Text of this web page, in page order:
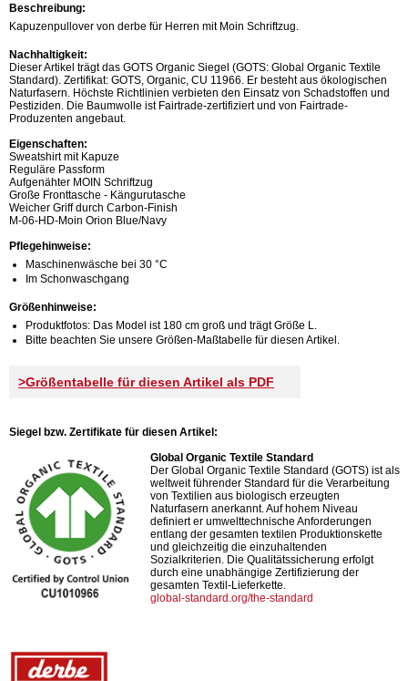
Beschreibung:
Kapuzenpullover von derbe für Herren mit Moin Schriftzug.
Nachhaltigkeit:
Dieser Artikel trägt das GOTS Organic Siegel (GOTS: Global Organic Textile
Standard). Zertifikat: GOTS, Organic, CU 11966. Er besteht aus ökologischen
Naturfasern. Höchste Richtlinien verbieten den Einsatz von Schadstoffen und
Pestiziden. Die Baumwolle ist Fairtrade-zertifiziert und von Fairtrade-
Produzenten angebaut.
Eigenschaften:
Sweatshirt mit Kapuze
Reguläre Passform
Aufgenähter MOIN Schriftzug
Große Fronttasche - Kängurutasche
Weicher Griff durch Carbon-Finish
M-06-HD-Moin Orion Blue/Navy
Pflegehinweise:
Maschinenwäsche bei 30 °C
Im Schonwaschgang
Größenhinweise:
Produktfotos: Das Model ist 180 cm groß und trägt Größe L.
Bitte beachten Sie unsere Größen-Maßtabelle für diesen Artikel.
>Größentabelle für diesen Artikel als PDF
Siegel bzw. Zertifikate für diesen Artikel:
Global Organic Textile Standard
Der Global Organic Textile Standard (GOTS) ist als
weltweit führender Standard für die Verarbeitung
von Textilien aus biologisch erzeugten
Naturfasern anerkannt. Auf hohem Niveau
definiert er umwelttechnische Anforderungen
entlang der gesamten textilen Produktionskette
und gleichzeitig die einzuhaltenden
Sozialkriterien. Die Qualitätssicherung erfolgt
durch eine unabhängige Zertifizierung der
gesamten Textil-Lieferkette.
global-standard.org/the-standard